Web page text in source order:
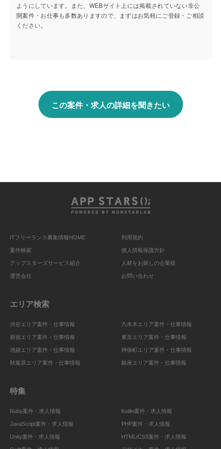
ようにしています。また、WEBサイト上には掲載されていない非公
開案件・お仕事も多数ありますので、まずはお気軽にご登録・ご相談
ください。
この案件・求人の詳細を聞きたい
ITフリーランス募集情報HOME
案件検索
アップスターズサービス紹介
運営会社
利用規約
個人情報保護方針
人材をお探しの企業様
お問い合わせ
エリア検索
渋谷エリア案件・仕事情報
新宿エリア案件・仕事情報
池袋エリア案件・仕事情報
秋葉原エリア案件・仕事情報
六本木エリア案件・仕事情報
東京エリア案件・仕事情報
神保町エリア案件・仕事情報
銀座エリア案件・仕事情報
特集
Ruby案件・求人情報
JavaScript案件・求人情報
Unity案件・求人情報
Kotlin案件・求人情報
PHP案件・求人情報
HTML/CSS案件・求人情報